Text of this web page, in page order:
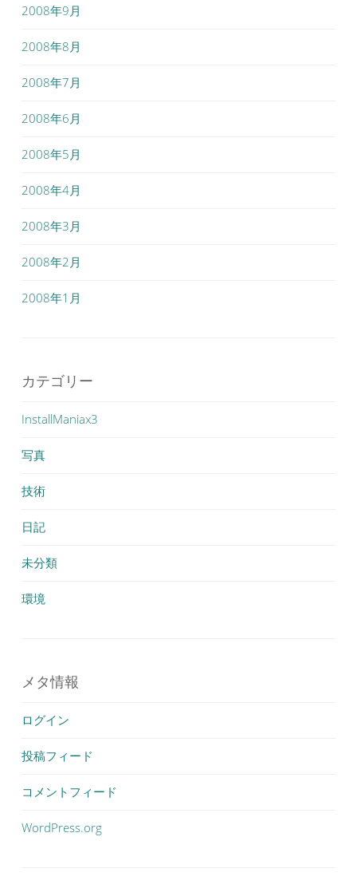
2008年9月
2008年8月
2008年7月
2008年6月
2008年5月
2008年4月
2008年3月
2008年2月
2008年1月
カテゴリー
InstallManiax3
写真
技術
日記
未分類
環境
メタ情報
ログイン
投稿フィード
コメントフィード
WordPress.org